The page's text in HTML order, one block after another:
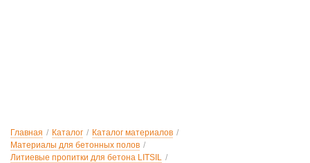
Главная / Каталог / Каталог материалов /
Материалы для бетонных полов /
Литиевые пропитки для бетона LITSIL /